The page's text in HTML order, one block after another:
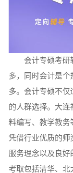
会计专硕考研
多，同时会计是个
多。会计专硕不仅
的人群选择。大连
料编写、教学教务
凭借行业优质的师
服务理念以及良好
考取包括清华、北